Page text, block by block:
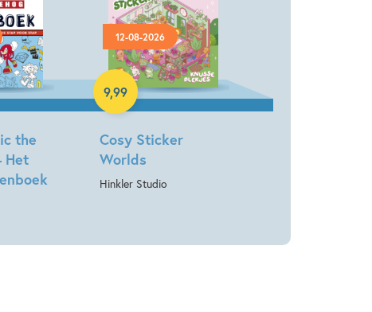
the
Het
12-08-2026
Cosy Sticker
Worlds
Hinkler Studio
9,99
Paperback